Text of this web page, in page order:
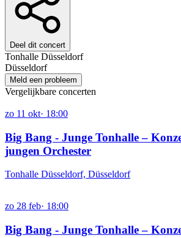
Deel dit concert
Tonhalle Düsseldorf
Düsseldorf
Meld een probleem
Vergelijkbare concerten
zo 11 okt· 18:00
Big Bang - Junge Tonhalle –
jungen Orchester
Tonhalle Düsseldorf, Düsseldorf
zo 28 feb· 18:00
Big Bang - Junge Tonhalle –